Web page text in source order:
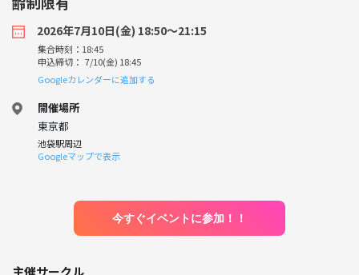
2026年7月10日(金) 18:50〜21:15
集合時刻：18:45
申込締切： 7/10(金) 18:45
Googleカレンダーに追加する
開催場所
東京都
池袋駅周辺
Googleマップで表示
今すぐイベントに参加！！